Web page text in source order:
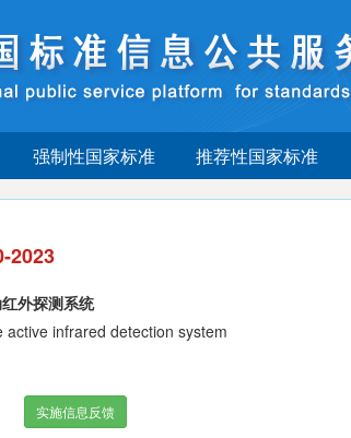
强制性国家标准 推荐性国家标准
2023
外探测系统
active infrared detection system
实施信息反馈